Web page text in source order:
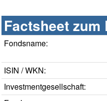
Factsheet zum
Fondsname:
ISIN / WKN:
Investmentgesellschaft: